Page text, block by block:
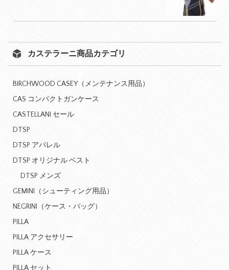
カステラーニ商品カテゴリ
BIRCHWOOD CASEY（メンテナンス用品）
CAS コンパクトガンケース
CASTELLANI セール
DTSP
DTSP アパレル
DTSP オリジナル ベスト
DTSP メンズ
GEMINI（シューティング用品）
NEGRINI（ケース・バッグ）
PILLA
PILLA アクセサリー
PILLA ケース
PILLA セット